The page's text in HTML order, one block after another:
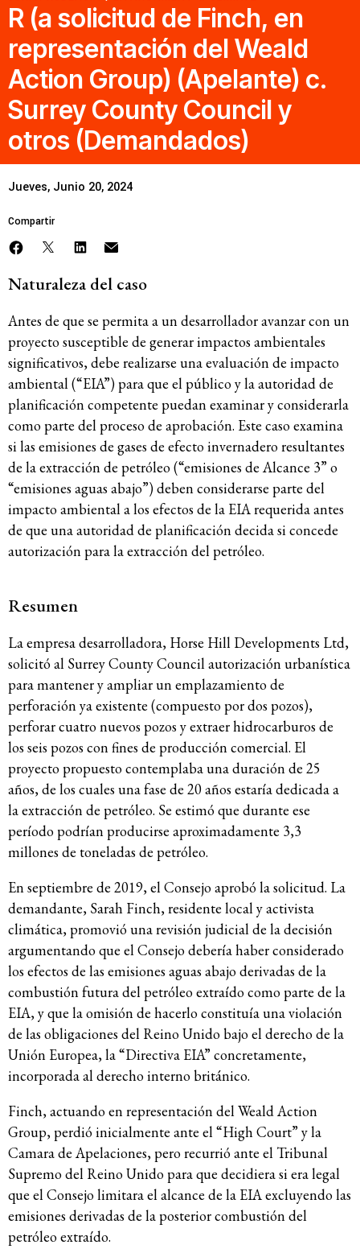
Recursos
Novedades
Involúcrate
Serie de cómics sobre captura corporativa
Contacto
© 2026
R (a solicitud de Finch, en
representación del Weald
Action Group) (Apelante) c.
Surrey County Council y
otros (Demandados)
Jueves, Junio 20, 2024
Compartir
Naturaleza del caso
Antes de que se permita a un desarrollador avanzar con un
proyecto susceptible de generar impactos ambientales
significativos, debe realizarse una evaluación de impacto
ambiental (“EIA”) para que el público y la autoridad de
planificación competente puedan examinar y considerarla
como parte del proceso de aprobación. Este caso examina
si las emisiones de gases de efecto invernadero resultantes
de la extracción de petróleo (“emisiones de Alcance 3” o
“emisiones aguas abajo”) deben considerarse parte del
impacto ambiental a los efectos de la EIA requerida antes
de que una autoridad de planificación decida si concede
autorización para la extracción del petróleo.
Resumen
La empresa desarrolladora, Horse Hill Developments Ltd,
solicitó al Surrey County Council autorización urbanística
para mantener y ampliar un emplazamiento de
perforación ya existente (compuesto por dos pozos),
perforar cuatro nuevos pozos y extraer hidrocarburos de
los seis pozos con fines de producción comercial. El
proyecto propuesto contemplaba una duración de 25
años, de los cuales una fase de 20 años estaría dedicada a
la extracción de petróleo. Se estimó que durante ese
período podrían producirse aproximadamente 3,3
millones de toneladas de petróleo.
En septiembre de 2019, el Consejo aprobó la solicitud. La
demandante, Sarah Finch, residente local y activista
climática, promovió una revisión judicial de la decisión
argumentando que el Consejo debería haber considerado
los efectos de las emisiones aguas abajo derivadas de la
combustión futura del petróleo extraído como parte de la
EIA, y que la omisión de hacerlo constituía una violación
de las obligaciones del Reino Unido bajo el derecho de la
Unión Europea, la “Directiva EIA” concretamente,
incorporada al derecho interno británico.
Finch, actuando en representación del Weald Action
Group, perdió inicialmente ante el “High Court” y la
Camara de Apelaciones, pero recurrió ante el Tribunal
Supremo del Reino Unido para que decidiera si era legal
que el Consejo limitara el alcance de la EIA excluyendo las
emisiones derivadas de la posterior combustión del
petróleo extraído.